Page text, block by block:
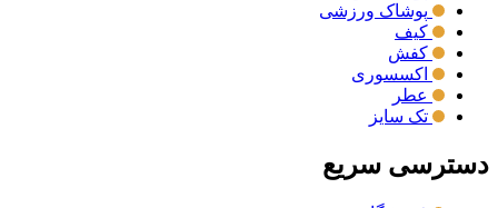
پوشاک ورزشی
کیف
کفش
اکسسوری
عطر
تک سایز
دسترسی سریع